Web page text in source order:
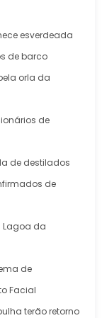
esverdeada
de barco
orla da
de
de destilados
de
Lagoa da
de
Facial
terão retorno